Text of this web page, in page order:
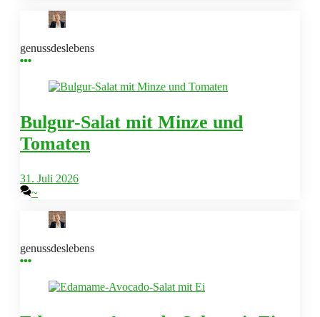
genussdeslebens
Bulgur-Salat mit Minze und
Tomaten
31. Juli 2026
~
genussdeslebens